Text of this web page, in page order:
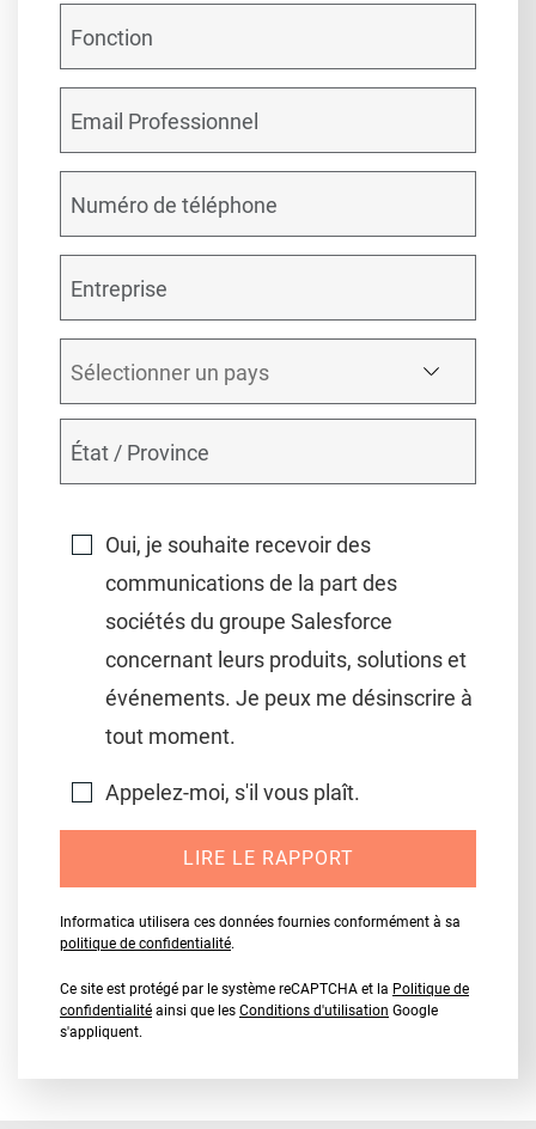
Oui, je souhaite recevoir des
communications de la part des
sociétés du groupe Salesforce
concernant leurs produits, solutions et
événements. Je peux me désinscrire à
tout moment.
Appelez-moi, s'il vous plaît.
LIRE LE RAPPORT
Informatica utilisera ces données fournies conformément à sa
politique de confidentialité.
Ce site est protégé par le système reCAPTCHA et la Politique de
confidentialité ainsi que les Conditions d'utilisation Google
s'appliquent.